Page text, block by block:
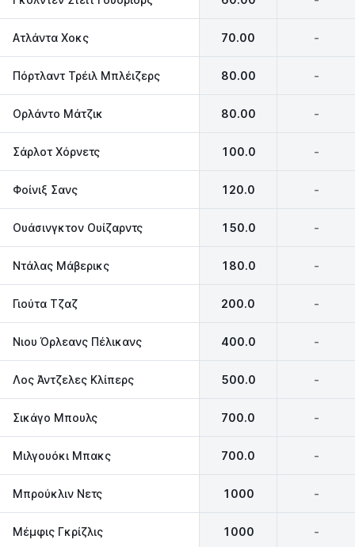
Ατλάντα Χοκς 70.00 -
Πόρτλαντ Τρέιλ Μπλέιζερς 80.00 -
Ορλάντο Μάτζικ 80.00 -
Σάρλοτ Χόρνετς 100.0 -
Φοίνιξ Σανς 120.0 -
Ουάσινγκτον Ουίζαρντς‎ 150.0 -
Ντάλας Μάβερικς 180.0 -
Γιούτα Τζαζ 200.0 -
Νιου Όρλεανς Πέλικανς 400.0 -
Λος Άντζελες Κλίπερς 500.0 -
Σικάγο Μπουλς 700.0 -
Μιλγουόκι Μπακς 700.0 -
Μπρούκλιν Νετς 1000 -
Μέμφις Γκρίζλις 1000 -